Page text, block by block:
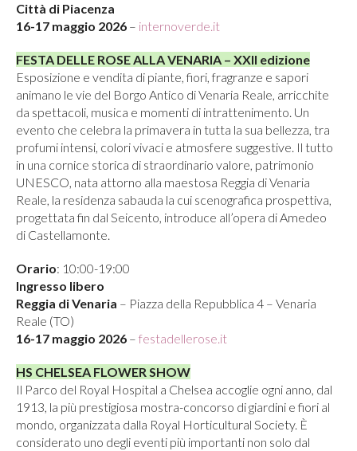
Città di Piacenza
16-17 maggio 2026 – internoverde.it
FESTA DELLE ROSE ALLA VENARIA – XXII edizione
Esposizione e vendita di piante, fiori, fragranze e sapori
animano le vie del Borgo Antico di Venaria Reale, arricchite
da spettacoli, musica e momenti di intrattenimento. Un
evento che celebra la primavera in tutta la sua bellezza, tra
profumi intensi, colori vivaci e atmosfere suggestive. Il tutto
in una cornice storica di straordinario valore, patrimonio
UNESCO, nata attorno alla maestosa Reggia di Venaria
Reale, la residenza sabauda la cui scenografica prospettiva,
progettata fin dal Seicento, introduce all’opera di Amedeo
di Castellamonte.
Orario: 10:00-19:00
Ingresso libero
Reggia di Venaria – Piazza della Repubblica 4 – Venaria
Reale (TO)
16-17 maggio 2026 – festadellerose.it
HS CHELSEA FLOWER SHOW
Il Parco del Royal Hospital a Chelsea accoglie ogni anno, dal
1913, la più prestigiosa mostra-concorso di giardini e fiori al
mondo, organizzata dalla Royal Horticultural Society. È
considerato uno degli eventi più importanti non solo dal